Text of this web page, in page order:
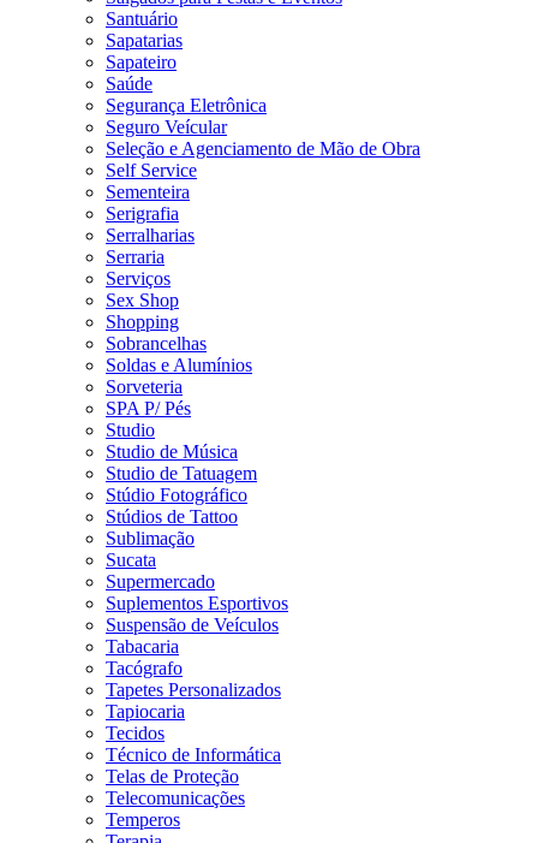
Santuário
Sapatarias
Sapateiro
Saúde
Segurança Eletrônica
Seguro Veícular
Seleção e Agenciamento de Mão de Obra
Self Service
Sementeira
Serigrafia
Serralharias
Serraria
Serviços
Sex Shop
Shopping
Sobrancelhas
Soldas e Alumínios
Sorveteria
SPA P/ Pés
Studio
Studio de Música
Studio de Tatuagem
Stúdio Fotográfico
Stúdios de Tattoo
Sublimação
Sucata
Supermercado
Suplementos Esportivos
Suspensão de Veículos
Tabacaria
Tacógrafo
Tapetes Personalizados
Tapiocaria
Tecidos
Técnico de Informática
Telas de Proteção
Telecomunicações
Temperos